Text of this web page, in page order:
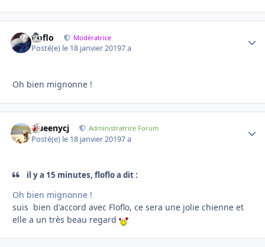
floflo Modératrice
Posté(e) le 18 janvier 20197 a
Oh bien mignonne !
Queenycj Administratrice Forum
Posté(e) le 18 janvier 20197 a
il y a 15 minutes, floflo a dit :
Oh bien mignonne !
suis bien d'accord avec Floflo, ce sera une jolie chienne et
elle a un très beau regard